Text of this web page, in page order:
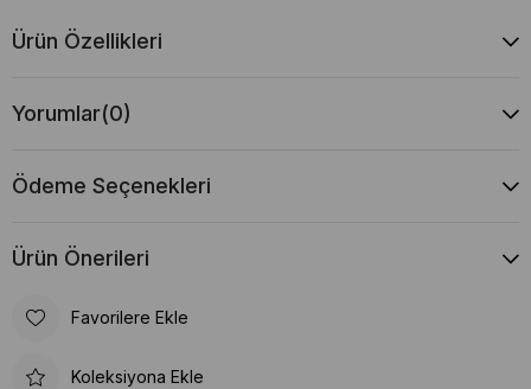
Ürün Özellikleri
Yorumlar(0)
Ödeme Seçenekleri
Ürün Önerileri
Favorilere Ekle
Koleksiyona Ekle